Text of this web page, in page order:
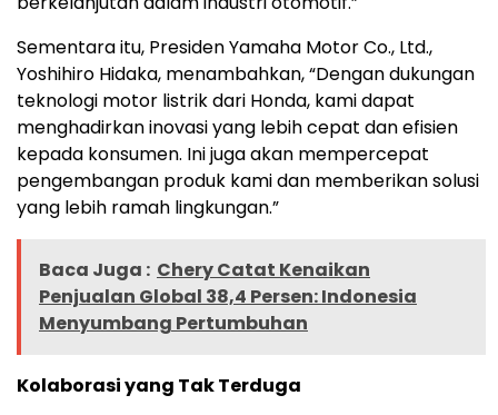
Sementara itu, Presiden Yamaha Motor Co., Ltd.,
Yoshihiro Hidaka, menambahkan, “Dengan dukungan
teknologi motor listrik dari Honda, kami dapat
menghadirkan inovasi yang lebih cepat dan efisien
kepada konsumen. Ini juga akan mempercepat
pengembangan produk kami dan memberikan solusi
yang lebih ramah lingkungan.”
Baca Juga : Chery Catat Kenaikan
Penjualan Global 38,4 Persen: Indonesia
Menyumbang Pertumbuhan
Kolaborasi yang Tak Terduga